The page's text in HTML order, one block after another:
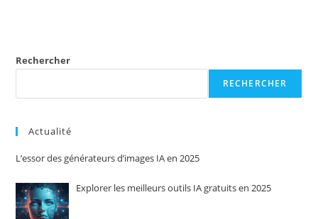
Rechercher
RECHERCHER
Actualité
L’essor des générateurs d’images IA en 2025
Explorer les meilleurs outils IA gratuits en 2025